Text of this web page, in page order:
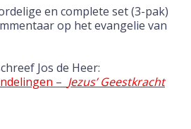
en complete set (3-pak)
op het evangelie van
Jos de Heer:
– Jezus’ Geestkracht